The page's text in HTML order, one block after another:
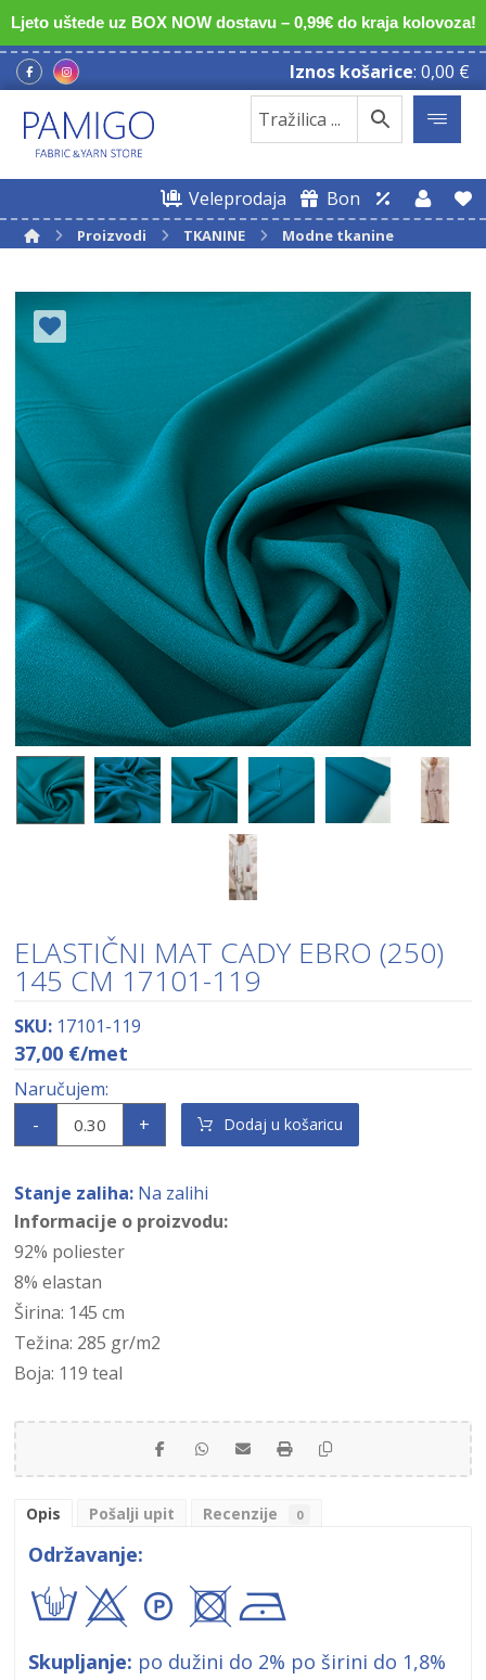
Ljeto uštede uz BOX NOW dostavu – 0,99€ do kraja kolovoza!
Iznos košarice: 0,00 €
Veleprodaja Bon
Proizvodi TKANINE Modne tkanine
ELASTIČNI MAT CADY EBRO (250)
145 CM 17101-119
SKU: 17101-119
37,00 €/met
- + Dodaj u košaricu
Stanje zaliha: Na zalihi
Informacije o proizvodu:
92% poliester
8% elastan
Širina: 145 cm
Težina: 285 gr/m2
Boja: 119 teal
Opis Pošalji upit Recenzije 0
Održavanje:
txA+!
Skupljanje: po dužini do 2% po širini do 1,8%